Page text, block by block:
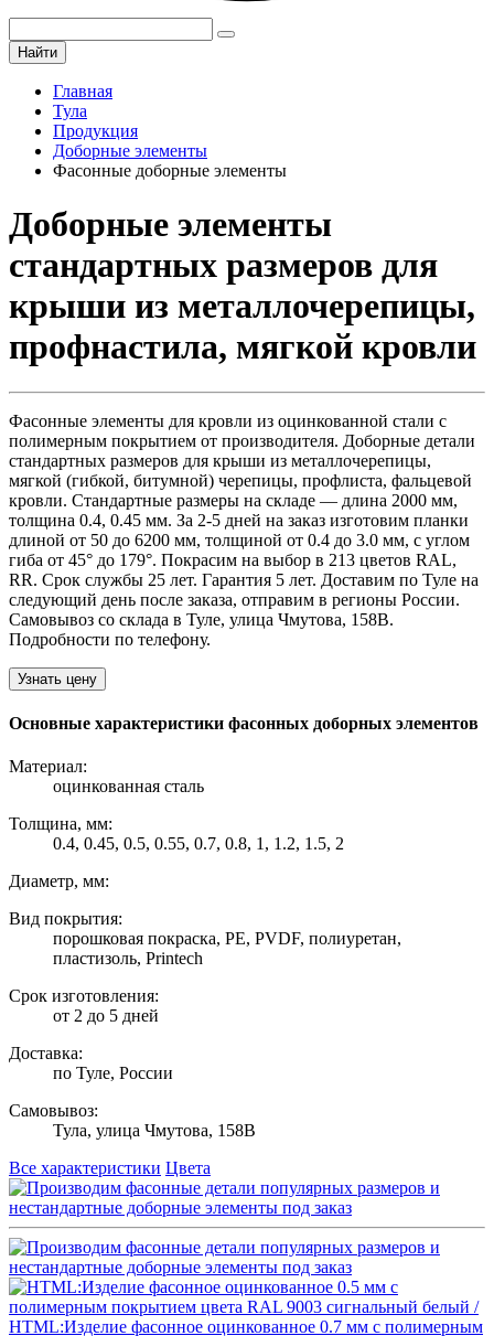
Найти
Главная
Тула
Продукция
Доборные элементы
Фасонные доборные элементы
Доборные элементы
стандартных размеров для
крыши из металлочерепицы,
профнастила, мягкой кровли
Фасонные элементы для кровли из оцинкованной стали с
полимерным покрытием от производителя. Доборные детали
стандартных размеров для крыши из металлочерепицы,
мягкой (гибкой, битумной) черепицы, профлиста, фальцевой
кровли. Стандартные размеры на складе — длина 2000 мм,
толщина 0.4, 0.45 мм. За 2-5 дней на заказ изготовим планки
длиной от 50 до 6200 мм, толщиной от 0.4 до 3.0 мм, с углом
гиба от 45° до 179°. Покрасим на выбор в 213 цветов RAL,
RR. Срок службы 25 лет. Гарантия 5 лет. Доставим по Туле на
следующий день после заказа, отправим в регионы России.
Самовывоз со склада в Туле, улица Чмутова, 158В.
Подробности по телефону.
Узнать цену
Основные характеристики фасонных доборных элементов
Материал:
оцинкованная сталь
Толщина, мм:
0.4, 0.45, 0.5, 0.55, 0.7, 0.8, 1, 1.2, 1.5, 2
Диаметр, мм:
Вид покрытия:
порошковая покраска, PE, PVDF, полиуретан,
пластизоль, Printech
Срок изготовления:
от 2 до 5 дней
Доставка:
по Туле, России
Самовывоз:
Тула, улица Чмутова, 158В
Все характеристики Цвета